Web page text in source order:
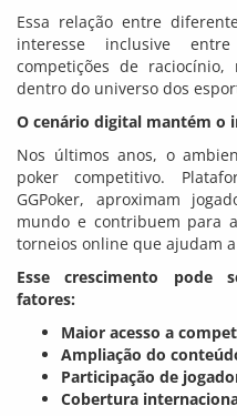
Essa relação entre
interesse inclusive
competições de
dentro do universo dos
O cenário digital mantém o
Nos últimos anos, o
poker competitivo.
GGPoker, aproximam
mundo e contribuem para
torneios online que ajudam
Esse crescimento pode
fatores:
Maior acesso a
Ampliação do
Participação de
Cobertura